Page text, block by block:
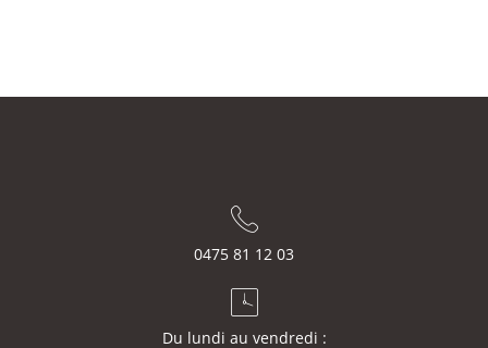
0475 81 12 03
Du lundi au vendredi :